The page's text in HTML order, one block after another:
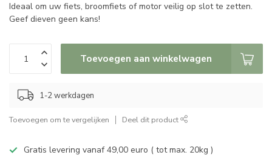
Ideaal om uw fiets, broomfiets of motor veilig op slot te zetten.
Geef dieven geen kans!
Toevoegen aan winkelwagen
1-2 werkdagen
Toevoegen om te vergelijken Deel dit product
Gratis levering vanaf 49,00 euro ( tot max. 20kg )